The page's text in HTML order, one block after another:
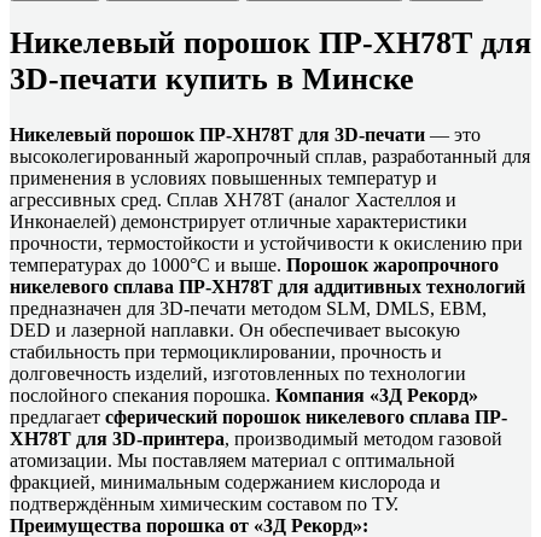
Никелевый порошок ПР-ХН78Т для
3D-печати купить в Минске
Никелевый порошок ПР-ХН78Т для 3D-печати — это
высоколегированный жаропрочный сплав, разработанный для
применения в условиях повышенных температур и
агрессивных сред. Сплав ХН78Т (аналог Хастеллоя и
Инконаелей) демонстрирует отличные характеристики
прочности, термостойкости и устойчивости к окислению при
температурах до 1000°C и выше. Порошок жаропрочного
никелевого сплава ПР-ХН78Т для аддитивных технологий
предназначен для 3D-печати методом SLM, DMLS, EBM,
DED и лазерной наплавки. Он обеспечивает высокую
стабильность при термоциклировании, прочность и
долговечность изделий, изготовленных по технологии
послойного спекания порошка. Компания «3Д Рекорд»
предлагает сферический порошок никелевого сплава ПР-
ХН78Т для 3D-принтера, производимый методом газовой
атомизации. Мы поставляем материал с оптимальной
фракцией, минимальным содержанием кислорода и
подтверждённым химическим составом по ТУ.
Преимущества порошка от «3Д Рекорд»: